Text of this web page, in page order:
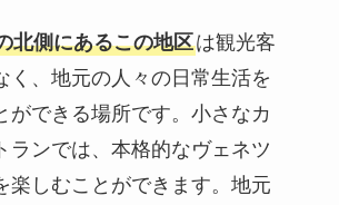
北側にあるこの地区は観光客
く、地元の人々の日常生活を
ができる場所です。小さなカ
ランでは、本格的なヴェネツ
楽しむことができます。地元